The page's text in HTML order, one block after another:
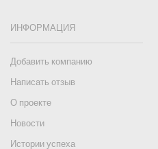
ИНФОРМАЦИЯ
Добавить компанию
Написать отзыв
О проекте
Новости
Истории успеха